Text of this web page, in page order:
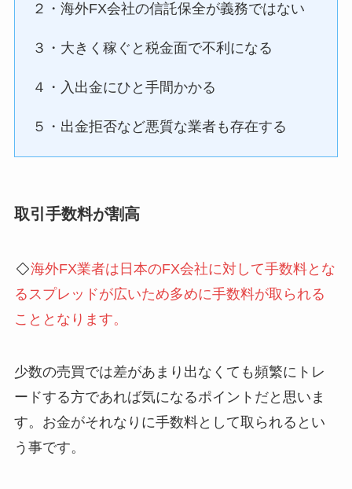
２・海外FX会社の信託保全が義務ではない
３・大きく稼ぐと税金面で不利になる
４・入出金にひと手間かかる
５・出金拒否など悪質な業者も存在する
取引手数料が割高
海外FX業者は日本のFX会社に対して手数料とな
るスプレッドが広いため多めに手数料が取られる
こととなります。
少数の売買では差があまり出なくても頻繁にトレ
ードする方であれば気になるポイントだと思いま
す。お金がそれなりに手数料として取られるとい
う事です。